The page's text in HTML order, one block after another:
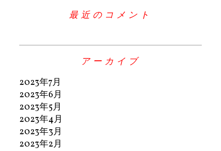
最近のコメント
アーカイブ
2023年7月
2023年6月
2023年5月
2023年4月
2023年3月
2023年2月